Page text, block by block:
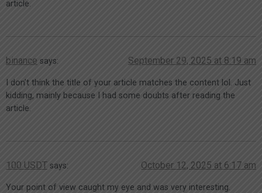
article.
binance says: September 29, 2025 at 8:19 am
I don’t think the title of your article matches the content lol. Just
kidding, mainly because I had some doubts after reading the
article.
100 USDT says: October 12, 2025 at 6:17 am
Your point of view caught my eye and was very interesting.